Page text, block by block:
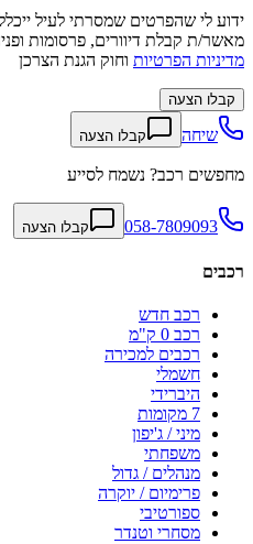
ידוע לי שהפרטים שמסרתי לעיל
מאשר/ת קבלת דיוורים, פרסומות
מדיניות הפרטיות וחוק הגנת הצרכן
קבלו הצעה
שיחה קבלו הצעה
מחפשים רכב? נשמח לסייע
058-7809093 קבלו הצעה
רכבים
רכב חדש
רכב 0 ק"מ
רכבים למכירה
חשמלי
היברידי
7 מקומות
מיני / ג'יפון
משפחתי
מנהלים / גדול
פרימיום / יוקרה
ספורטיבי
מסחרי וטנדר